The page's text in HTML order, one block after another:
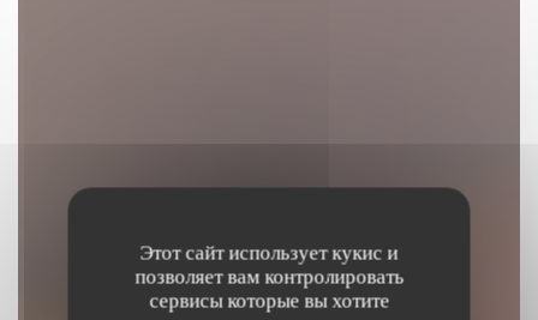
Этот сайт использует кукис и
позволяет вам контролировать
сервисы которые вы хотите